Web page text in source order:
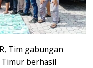
Tim gabungan
Timur berhasil